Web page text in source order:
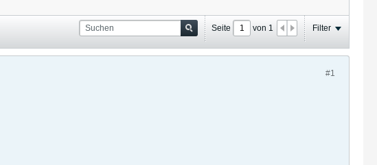
Seite von 1 Filter
#1